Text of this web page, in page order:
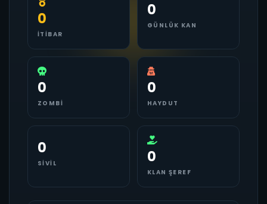
0
İTIBAR
0
GÜNLÜK KAN
0
ZOMBI
0
HAYDUT
0
SIVIL 0
KLAN ŞEREF